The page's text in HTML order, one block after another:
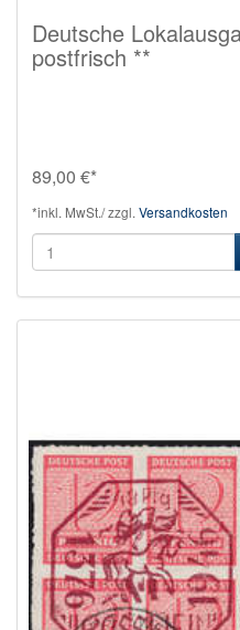
Deutsche
postfrisch **
89,00 €*
*inkl. MwSt./ zzgl. Versandkosten